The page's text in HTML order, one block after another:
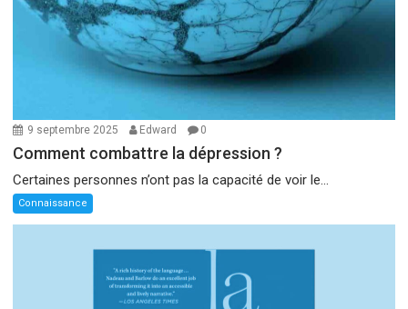
9 septembre 2025 Edward 0
Comment combattre la dépression ?
Certaines personnes n’ont pas la capacité de voir le...
Connaissance